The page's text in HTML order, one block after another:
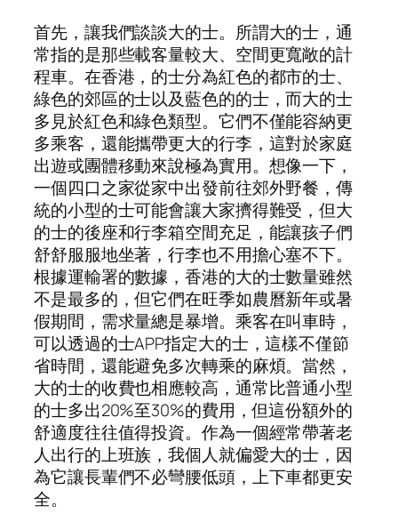
首先，讓我們談談大的士。所謂大的士，通
常指的是那些載客量較大、空間更寬敞的計
程車。在香港，的士分為紅色的都市的士、
綠色的郊區的士以及藍色的的士，而大的士
多見於紅色和綠色類型。它們不僅能容納更
多乘客，還能攜帶更大的行李，這對於家庭
出遊或團體移動來說極為實用。想像一下，
一個四口之家從家中出發前往郊外野餐，傳
統的小型的士可能會讓大家擠得難受，但大
的士的後座和行李箱空間充足，能讓孩子們
舒舒服服地坐著，行李也不用擔心塞不下。
根據運輸署的數據，香港的大的士數量雖然
不是最多的，但它們在旺季如農曆新年或暑
假期間，需求量總是暴增。乘客在叫車時，
可以透過的士APP指定大的士，這樣不僅節
省時間，還能避免多次轉乘的麻煩。當然，
大的士的收費也相應較高，通常比普通小型
的士多出20%至30%的費用，但這份額外的
舒適度往往值得投資。作為一個經常帶著老
人出行的上班族，我個人就偏愛大的士，因
為它讓長輩們不必彎腰低頭，上下車都更安
全。